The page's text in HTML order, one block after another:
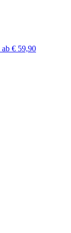
ab € 59,90